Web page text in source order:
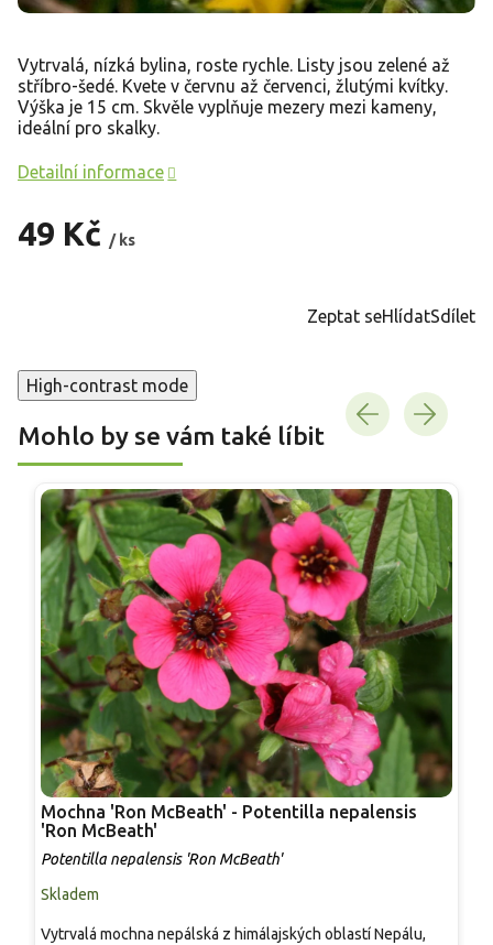
49 Kč / ks
Vytrvalá, nízká bylina, roste rychle. Listy jsou zelené až
stříbro-šedé. Kvete v červnu až červenci, žlutými kvítky.
Výška je 15 cm. Skvěle vyplňuje mezery mezi kameny,
ideální pro skalky.
Detailní informace
Zeptat seHlídatSdílet
High-contrast mode
Mohlo by se vám také líbit
Mochna 'Ron McBeath' - Potentilla nepalensis
'Ron McBeath'
Potentilla nepalensis 'Ron McBeath'
Skladem
Vytrvalá mochna nepálská z himálajských oblastí Nepálu,